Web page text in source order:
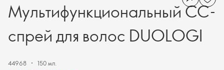
Мультифункциональный СС-
спрей для волос DUOLOGI
44968 150 мл.